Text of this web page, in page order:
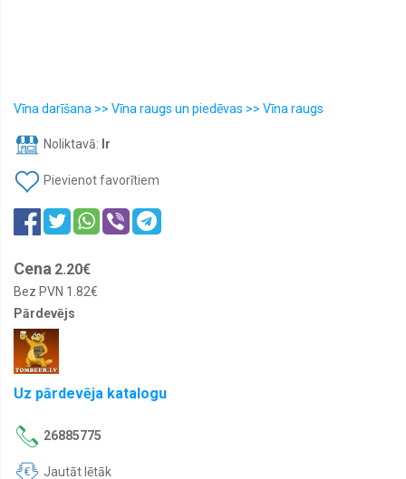
Propilenglikolis
(PG)
Vīna
Vīna darīšana >> Vīna raugs un piedēvas >> Vīna raugs
Noliktavā: Ir
Pievienot favorītiem
Cena 2.20€
Bez PVN 1.82€
Pārdevējs
Uz pārdevēja katalogu
26885775
Jautāt lētāk